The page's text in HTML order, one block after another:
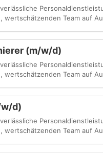
wertschätzenden Team auf
(m/w/d)
wertschätzenden Team auf
d)
wertschätzenden Team auf